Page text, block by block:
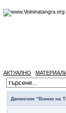
АКТУАЛНО
Движение "Воини на